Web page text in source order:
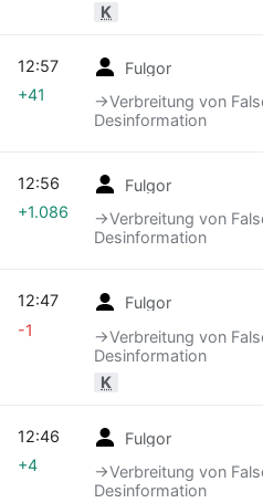
K
Fulgor
→‎Verbreitung von
Desinformation
12:57
+41
Fulgor
→‎Verbreitung von
Desinformation
12:56
+1.086
Fulgor
→‎Verbreitung von
Desinformation
K
12:47
-1
Fulgor
→‎Verbreitung von
Desinformation
12:46
+4